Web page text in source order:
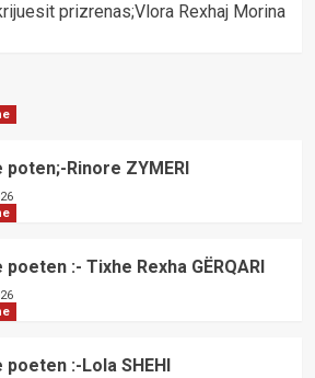
prizrenas;Vlora Rexhaj Morina
Rinore ZYMERI
:- Tixhe Rexha GËRQARI
:-Lola SHEHI